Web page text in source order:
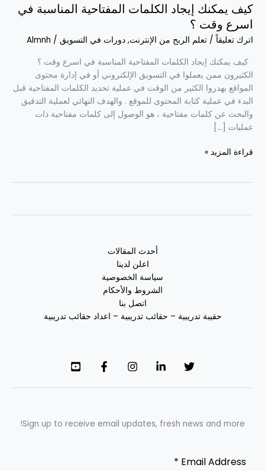
كيف يمكنك إيجاد الكلمات المفتاحية المناسبة في
اسرع وقت ؟
اترك تعليقاً / تعلم الربح من الإنترنت, دورات في التسويق /
Almnh
كيف يمكنك إيجاد الكلمات المفتاحية المناسبة في اسرع وقت ؟
الكثيرون ممن يعملوا في التسويق الإلكتروني أو في إدارة محتوى
المواقع يهدروا الكثير من الوقت في عملية تحديد الكلمات المفتاحية قبل
البدء في عملية كتابة المحتوى للموقع . والهدف النهائي لعملية التدقيق
والبحث عن كلمات مفتاحية ، هو الوصول إلى كلمات مفتاحية ذات
عمليات […]
قراءة المزيد »
أحدث المقالات
اعلن لدينا
سياسة الخصوصية
الشروط والأحكام
اتصل بنا
حقيبة تدريبية – حقائب تدريبية – اعداد حقائب تدريبية
Sign up to receive email updates, fresh news and more!